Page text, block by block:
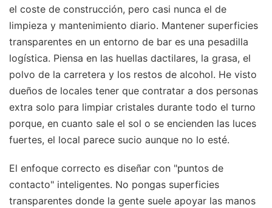
el coste de construcción, pero casi nunca el de
limpieza y mantenimiento diario. Mantener superficies
transparentes en un entorno de bar es una pesadilla
logística. Piensa en las huellas dactilares, la grasa, el
polvo de la carretera y los restos de alcohol. He visto
dueños de locales tener que contratar a dos personas
extra solo para limpiar cristales durante todo el turno
porque, en cuanto sale el sol o se encienden las luces
fuertes, el local parece sucio aunque no lo esté.
El enfoque correcto es diseñar con "puntos de
contacto" inteligentes. No pongas superficies
transparentes donde la gente suele apoyar las manos